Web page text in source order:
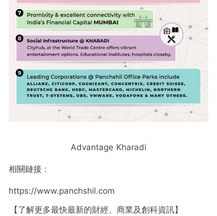
Advantage Kharadi
相關鏈接 :
https://www.panchshil.com
【了解更多最快最新的財經、商業及創科資訊】